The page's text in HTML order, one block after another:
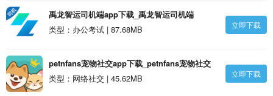
禹龙智运司机端app下载_禹龙智运司机端
v1.3.30安卓版
类型：办公考试 | 87.68MB 立即下载
petnfans宠物社交app下载_petnfans宠物社交
v3.4.37安卓版
类型：网络社交 | 45.62MB 立即下载